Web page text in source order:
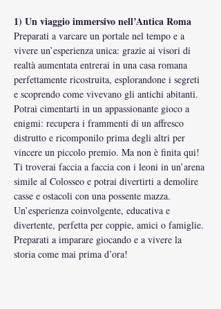
1) Un viaggio immersivo nell’Antica Roma
Preparati a varcare un portale nel tempo e a
vivere un’esperienza unica: grazie ai visori di
realtà aumentata entrerai in una casa romana
perfettamente ricostruita, esplorandone i segreti
e scoprendo come vivevano gli antichi abitanti.
Potrai cimentarti in un appassionante gioco a
enigmi: recupera i frammenti di un affresco
distrutto e ricomponilo prima degli altri per
vincere un piccolo premio. Ma non è finita qui!
Ti troverai faccia a faccia con i leoni in un’arena
simile al Colosseo e potrai divertirti a demolire
casse e ostacoli con una possente mazza.
Un’esperienza coinvolgente, educativa e
divertente, perfetta per coppie, amici o famiglie.
Preparati a imparare giocando e a vivere la
storia come mai prima d’ora!